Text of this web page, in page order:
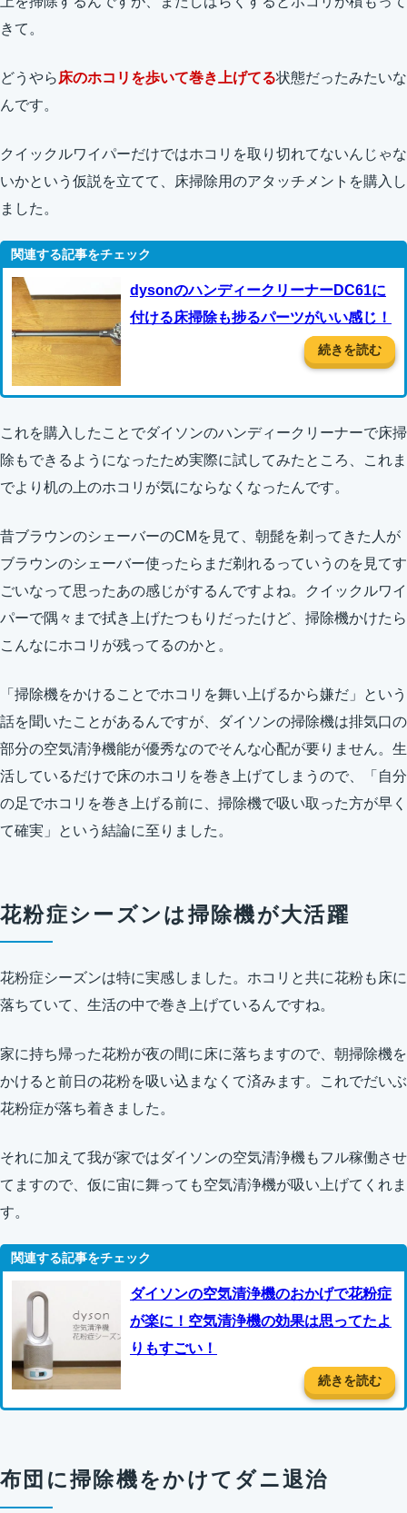
きて。
どうやら 床のホコリを歩いて巻き上げてる状態だったみたいな
んです。
クイックルワイパーだけではホコリを取り切れてないんじゃな
いかという仮説を立てて、床掃除用のアタッチメントを購入し
ました。
dysonのハンディークリーナーDC61に
付ける床掃除も捗るパーツがいい感じ！
続きを読む
これを購入したことでダイソンのハンディークリーナーで床掃
除もできるようになったため実際に試してみたところ、これま
でより机の上のホコリが気にならなくなったんです。
昔ブラウンのシェーバーのCMを見て、朝髭を剃ってきた人が
ブラウンのシェーバー使ったらまだ剃れるっていうのを見てす
ごいなって思ったあの感じがするんですよね。クイックルワイ
パーで隅々まで拭き上げたつもりだったけど、掃除機かけたら
こんなにホコリが残ってるのかと。
「掃除機をかけることでホコリを舞い上げるから嫌だ」という
話を聞いたことがあるんですが、ダイソンの掃除機は排気口の
部分の空気清浄機能が優秀なのでそんな心配が要りません。生
活しているだけで床のホコリを巻き上げてしまうので、「自分
の足でホコリを巻き上げる前に、掃除機で吸い取った方が早く
て確実」という結論に至りました。
花粉症シーズンは掃除機が大活躍
花粉症シーズンは特に実感しました。ホコリと共に花粉も床に
落ちていて、生活の中で巻き上げているんですね。
家に持ち帰った花粉が夜の間に床に落ちますので、朝掃除機を
かけると前日の花粉を吸い込まなくて済みます。これでだいぶ
花粉症が落ち着きました。
それに加えて我が家ではダイソンの空気清浄機もフル稼働させ
てますので、仮に宙に舞っても空気清浄機が吸い上げてくれま
す。
ダイソンの空気清浄機のおかげで花粉症
が楽に！空気清浄機の効果は思ってたよ
りもすごい！
続きを読む
布団に掃除機をかけてダニ退治